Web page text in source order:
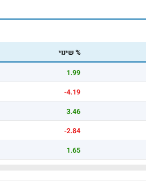
% שינוי
1.99
-4.19
3.46
-2.84
1.65